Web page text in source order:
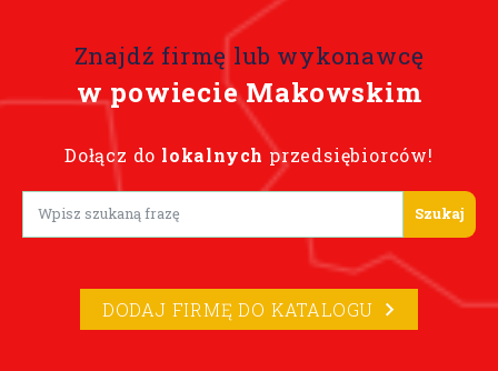
Znajdź firmę lub wykonawcę
w powiecie Makowskim
Dołącz do lokalnych przedsiębiorców!
Lorem ipsum
DODAJ FIRMĘ DO KATALOGU